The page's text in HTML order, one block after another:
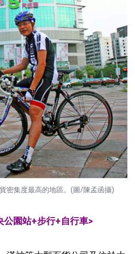
密集度最高的地區。(圖/陳孟函攝)
公園站+步行+自行車>